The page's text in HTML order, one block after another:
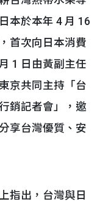
本於本年 4 月 16
首次向日本消費
1 日由黃副主任
京共同主持「台
銷記者會」，邀
享台灣優質、安
出，台灣與日